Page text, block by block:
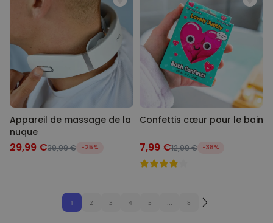
Appareil de massage de la
nuque
29,99 €39,99 € -25%
Confettis cœur pour le bain
7,99 €12,99 € -38%
1 2 3 4 5 ... 8